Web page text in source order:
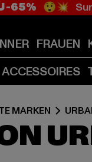
-65% 😲💥
FRAUEN
ACCESSOIRES
MARKEN